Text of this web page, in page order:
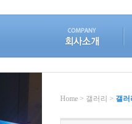
Home > 갤러리 > 갤러